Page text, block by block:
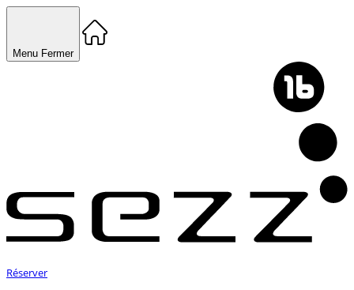
Menu Fermer
Réserver